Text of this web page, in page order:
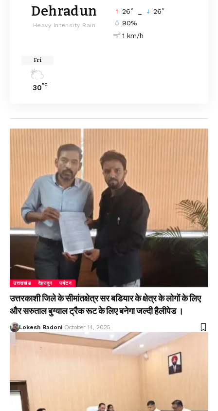
Dehradun
Heavy Intensity Rain
26° 26°
90%
1 km/h
Fri
30°C
उत्तराखंड देहरादून पर्यटन
उत्तरकाशी जिले के सीमांतक्षेत्र सर बडियार के क्षेत्र के लोगों के लिए
और सरुताल बुग्याल ट्रैक रूट के लिए बनेगा जल्दी हैलीपेड ।
Lokesh Badoni October 14, 2025